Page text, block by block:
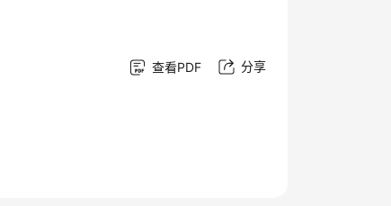
查看PDF 分享